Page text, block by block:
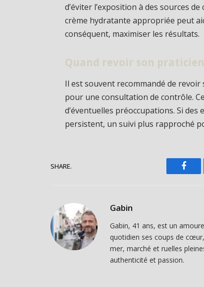
d’éviter l’exposition à des sources
crème hydratante appropriée peut
conséquent, maximiser les résultats.
Quand revoir son
Il est souvent recommandé de
pour une consultation de contrôle.
d’éventuelles préoccupations. Si
persistent, un suivi plus rapproché
SHARE.
Gabin
Gabin, 41 ans, est un
quotidien ses coups de
mer, marché et ruelles
authenticité et passion.